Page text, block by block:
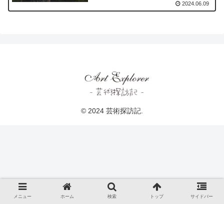
2024.06.09
© 2024 芸術探訪記.
メニュー ホーム 検索 トップ サイドバー